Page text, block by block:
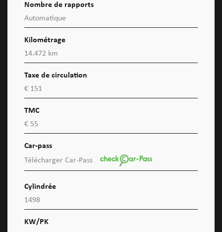
Nombre de rapports
Automatique
Kilométrage
14.472 km
Taxe de circulation
€ 151
TMC
€ 55
Car-pass
Télécharger Car-Pass
Cylindrée
1498
KW/PK